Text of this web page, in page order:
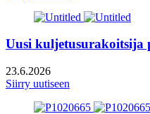
Uusi kuljetusurakoitsija
23.6.2026
Siirry uutiseen